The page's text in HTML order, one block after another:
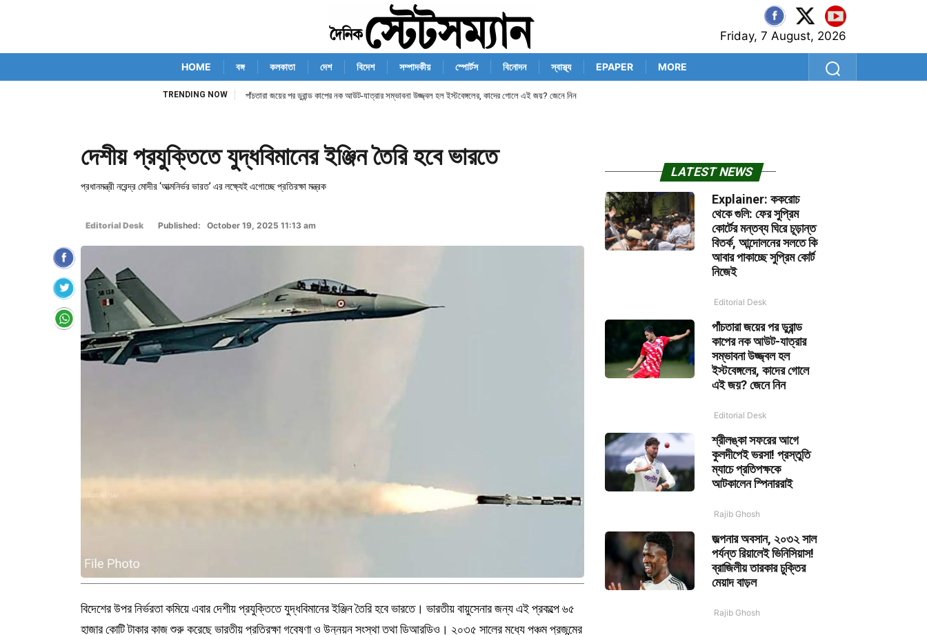
Friday, 7 August, 2026
HOME বঙ্গ কলকাতা দেশ বিদেশ সম্পাদকীয় স্পোর্টস বিনোদন স্বাস্থ্য EPAPER MORE
TRENDING NOW পাঁচতারা জয়ের পর ডুরান্ড কাপের নক আউট-যাত্রার সম্ভাবনা উজ্জ্বল হল ইস্টবেঙ্গলের, কাদের গোলে এই জয়? জেনে নিন
দেশীয় প্রযুক্তিতে যুদ্ধবিমানের ইঞ্জিন তৈরি হবে ভারতে
প্রধানমন্ত্রী নরেন্দ্র মোদীর ‘আত্মনির্ভর ভারত’ এর লক্ষ্যেই এগোচ্ছে প্রতিরক্ষা মন্ত্রক
Editorial Desk Published: October 19, 2025 11:13 am
বিদেশের উপর নির্ভরতা কমিয়ে এবার দেশীয় প্রযুক্তিতে যুদ্ধবিমানের ইঞ্জিন তৈরি হবে ভারতে। ভারতীয় বায়ুসেনার জন্য এই প্রকল্পে ৬৫
হাজার কোটি টাকার কাজ শুরু করেছে ভারতীয় প্রতিরক্ষা গবেষণা ও উন্নয়ন সংস্থা তথা ডিআরডিও। ২০৩৫ সালের মধ্যে পঞ্চম প্রজন্মের
LATEST NEWS
Explainer: ককরোচ
থেকে গুলি: ফের সুপ্রিম
কোর্টের মন্তব্য ঘিরে চূড়ান্ত
বিতর্ক, আন্দোলনের সলতে কি
আবার পাকাচ্ছে সুপ্রিম কোর্ট
নিজেই
Editorial Desk
পাঁচতারা জয়ের পর ডুরান্ড
কাপের নক আউট-যাত্রার
সম্ভাবনা উজ্জ্বল হল
ইস্টবেঙ্গলের, কাদের গোলে
এই জয়? জেনে নিন
Editorial Desk
শ্রীলঙ্কা সফরের আগে
কুলদীপেই ভরসা! প্রস্তুতি
ম্যাচে প্রতিপক্ষকে
আটকালেন স্পিনাররাই
Rajib Ghosh
জল্পনার অবসান, ২০৩২ সাল
পর্যন্ত রিয়ালেই ভিনিসিয়াস!
ব্রাজিলীয় তারকার চুক্তির
মেয়াদ বাড়ল
Rajib Ghosh